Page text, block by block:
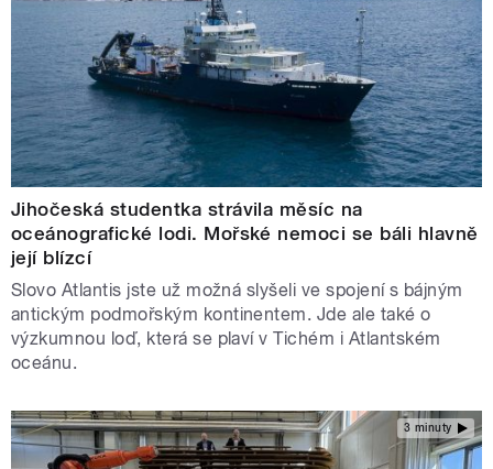
Jihočeská studentka strávila měsíc na
oceánografické lodi. Mořské nemoci se báli hlavně
její blízcí
Slovo Atlantis jste už možná slyšeli ve spojení s bájným
antickým podmořským kontinentem. Jde ale také o
výzkumnou loď, která se plaví v Tichém i Atlantském
oceánu.
3 minuty